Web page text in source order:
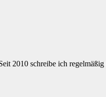
2010 schreibe ich